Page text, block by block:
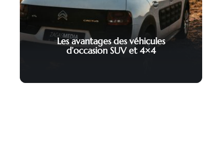
Les avantages des véhicules
d’occasion SUV et 4×4